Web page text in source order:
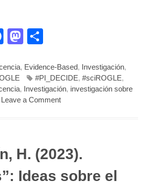
Facebook
Mastodon
, Evidence-Based, Investigación,
#PI_DECIDE, #sciROGLE,
, Investigación, investigación sobre
Leave a Commenton DECIDE – Design
H. (2023).
Ideas sobre el